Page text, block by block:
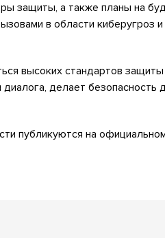
защиты, а также планы на
в области киберугроз
высоких стандартов
делает
публикуются на